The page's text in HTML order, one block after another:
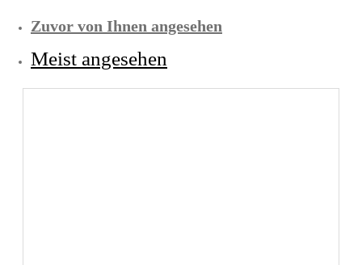
Zuvor von Ihnen angesehen
Meist angesehen